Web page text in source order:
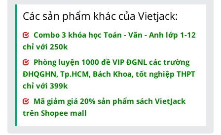
Các sản phẩm khác của Vietjack:
Combo 3 khóa học Toán - Văn - Anh lớp 1-12
chỉ với 250k
Phòng luyện 1000 đề VIP ĐGNL các trường
ĐHQGHN, Tp.HCM, Bách Khoa, tốt nghiệp THPT
chỉ với 399k
Mã giảm giá 20% sản phẩm sách VietJack
trên Shopee mall